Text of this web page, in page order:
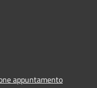
appuntamento